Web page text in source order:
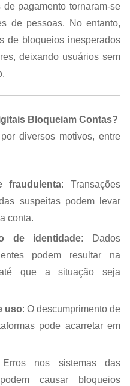
pagamento tornaram-se
de pessoas. No entanto,
de bloqueios inesperados
deixando usuários sem
Bloqueiam Contas?
diversos motivos, entre
fraudulenta: Transações
suspeitas podem levar
conta.
de identidade: Dados
podem resultar na
que a situação seja
uso: O descumprimento de
pode acarretar em
nos sistemas das
causar bloqueios